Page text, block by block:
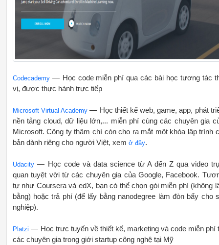
Codecademy— Học code miễn phí qua các bài học tương tác
vị, được thực hành trực tiếp
Microsoft Virtual Academy — Học thiết kế web, game, app, phát
nền tảng cloud, dữ liệu lớn,... miễn phí cùng các chuyên gia
Microsoft. Công ty thậm chí còn cho ra mắt một khóa lập trình
bản dành riêng cho người Việt, xem ở đây.
Udacity— Học code và data science từ A đến Z qua video
quan tuyệt vời từ các chuyên gia của Google, Facebook.
tự như Coursera và edX, bạn có thể chọn gói miễn phí (không
bằng) hoặc trả phí (để lấy bằng nanodegree làm đòn bẩy cho
nghiệp).
Platzi — Học trực tuyến về thiết kế, marketing và code miễn phí
các chuyên gia trong giới startup công nghệ tại Mỹ